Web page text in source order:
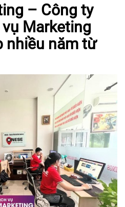
– Công ty
Marketing
nhiều năm từ